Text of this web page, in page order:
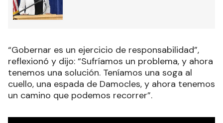
“Gobernar es un ejercicio de responsabilidad”,
reflexionó y dijo: “Sufríamos un problema, y ahora
tenemos una solución. Teníamos una soga al
cuello, una espada de Damocles, y ahora tenemos
un camino que podemos recorrer”.